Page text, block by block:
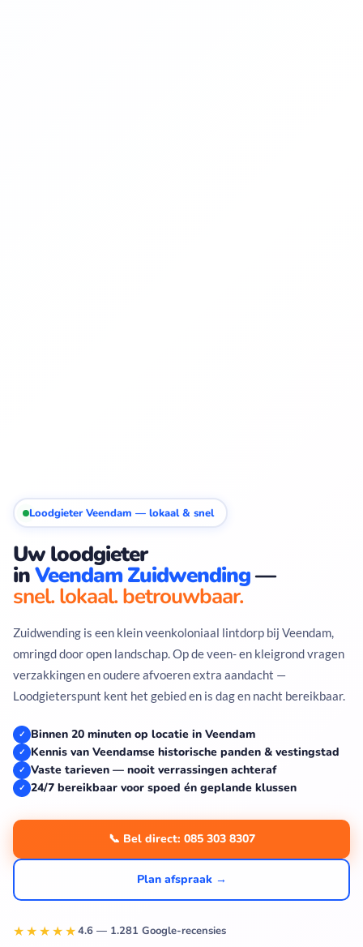
Loodgieter Veendam — lokaal & snel
Uw loodgieter
inVeendam Zuidwending—
snel. lokaal. betrouwbaar.
Zuidwending is een klein veenkoloniaal lintdorp bij Veendam,
omringd door open landschap. Op de veen- en kleigrond vragen
verzakkingen en oudere afvoeren extra aandacht —
Loodgieterspunt kent het gebied en is dag en nacht bereikbaar.
✓ Binnen 20 minuten op locatie in Veendam
✓ Kennis van Veendamse historische panden & vestingstad
✓ Vaste tarieven — nooit verrassingen achteraf
✓ 24/7 bereikbaar voor spoed én geplande klussen
📞 Bel direct: 085 303 8307
Plan afspraak →
★★★★★4.6 — 1.281 Google-recensies